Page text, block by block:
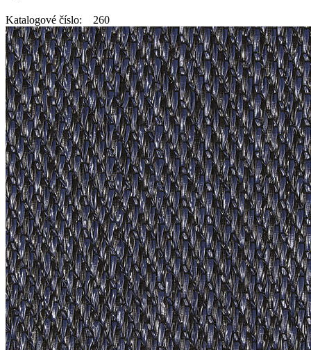
Katalogové číslo: 260